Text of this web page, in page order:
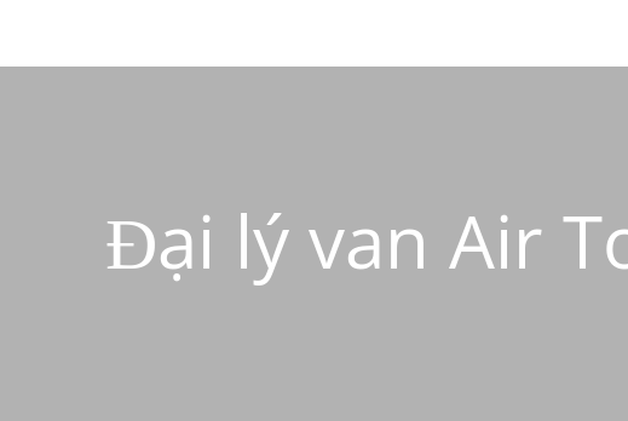
Đại lý van Air